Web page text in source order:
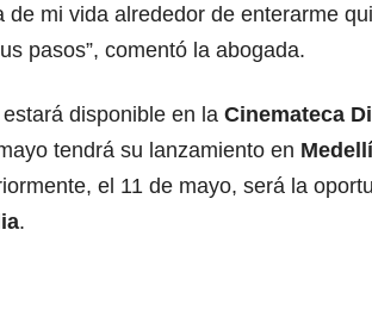
de mi vida alrededor de enterarme
pasos”, comentó la abogada.
disponible en la Cinemateca
tendrá su lanzamiento en
el 11 de mayo, será la
.